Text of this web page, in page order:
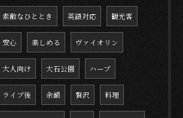
素敵なひととき 英語対応 観光客
安心 楽しめる ヴァイオリン
大人向け 大石公園 ハーブ
ライブ後 余韻 贅沢 料理